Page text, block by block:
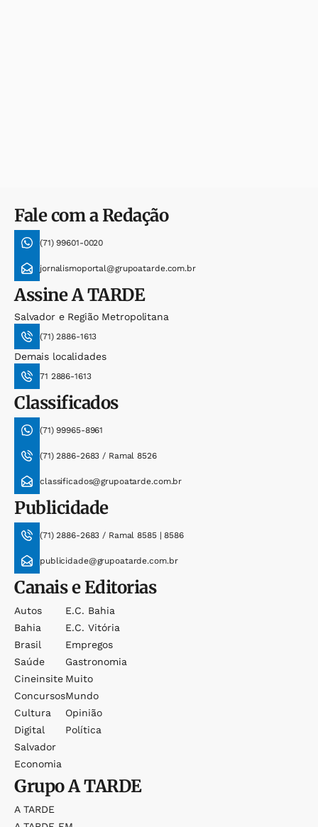
Fale com a Redação
(71) 99601-0020
jornalismoportal@grupoatarde.com.br
AssineA TARDE
Salvador e Região Metropolitana
(71) 2886-1613
Demais localidades
71 2886-1613
Classificados
(71) 99965-8961
(71) 2886-2683 / Ramal 8526
classificados@grupoatarde.com.br
Publicidade
(71) 2886-2683 / Ramal 8585 | 8586
publicidade@grupoatarde.com.br
Canais e Editorias
Autos
Bahia
Brasil
Saúde
Cineinsite
Concursos
Cultura
Digital
Salvador
Economia
E.c. Bahia
E.c. Vitória
Empregos
Gastronomia
Muito
Mundo
Opinião
Política
GrupoA TARDE
A TARDE